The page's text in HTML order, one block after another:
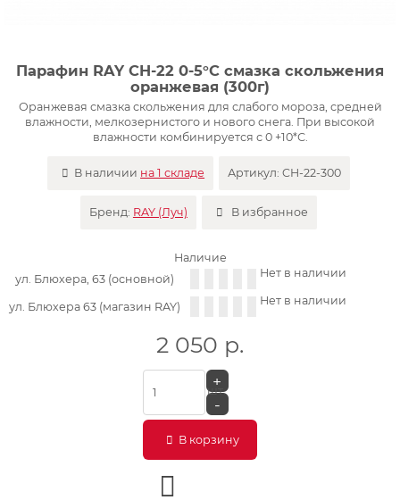
Парафин RAY CH-22 0-5°С смазка скольжения
оранжевая (300г)
Оранжевая смазка скольжения для слабого мороза, средней
влажности, мелкозернистого и нового снега. При высокой
влажности комбинируется с 0 +10*С.
В наличии на 1 складе Артикул:CH-22-300
Бренд: RAY (Луч) В избранное
Наличие
ул. Блюхера, 63 (основной)
Нет в наличии
ул. Блюхера 63 (магазин RAY) Нет в наличии
2 050 р.
шт.
+
-
В корзину